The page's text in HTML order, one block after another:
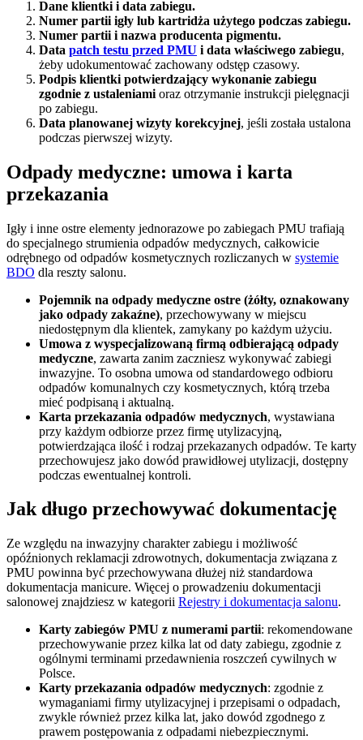
Dane klientki i data zabiegu.
Numer partii igły lub kartridża użytego podczas zabiegu.
Numer partii i nazwa producenta pigmentu.
Data patch testu przed PMU i data właściwego zabiegu,
żeby udokumentować zachowany odstęp czasowy.
Podpis klientki potwierdzający wykonanie zabiegu
zgodnie z ustaleniami oraz otrzymanie instrukcji pielęgnacji
po zabiegu.
Data planowanej wizyty korekcyjnej, jeśli została ustalona
podczas pierwszej wizyty.
Odpady medyczne: umowa i karta
przekazania
Igły i inne ostre elementy jednorazowe po zabiegach PMU trafiają
do specjalnego strumienia odpadów medycznych, całkowicie
odrębnego od odpadów kosmetycznych rozliczanych w systemie
BDO dla reszty salonu.
Pojemnik na odpady medyczne ostre (żółty, oznakowany
jako odpady zakaźne), przechowywany w miejscu
niedostępnym dla klientek, zamykany po każdym użyciu.
Umowa z wyspecjalizowaną firmą odbierającą odpady
medyczne, zawarta zanim zaczniesz wykonywać zabiegi
inwazyjne. To osobna umowa od standardowego odbioru
odpadów komunalnych czy kosmetycznych, którą trzeba
mieć podpisaną i aktualną.
Karta przekazania odpadów medycznych, wystawiana
przy każdym odbiorze przez firmę utylizacyjną,
potwierdzająca ilość i rodzaj przekazanych odpadów. Te karty
przechowujesz jako dowód prawidłowej utylizacji, dostępny
podczas ewentualnej kontroli.
Jak długo przechowywać dokumentację
Ze względu na inwazyjny charakter zabiegu i możliwość
opóźnionych reklamacji zdrowotnych, dokumentacja związana z
PMU powinna być przechowywana dłużej niż standardowa
dokumentacja manicure. Więcej o prowadzeniu dokumentacji
salonowej znajdziesz w kategorii Rejestry i dokumentacja salonu.
Karty zabiegów PMU z numerami partii: rekomendowane
przechowywanie przez kilka lat od daty zabiegu, zgodnie z
ogólnymi terminami przedawnienia roszczeń cywilnych w
Polsce.
Karty przekazania odpadów medycznych: zgodnie z
wymaganiami firmy utylizacyjnej i przepisami o odpadach,
zwykle również przez kilka lat, jako dowód zgodnego z
prawem postępowania z odpadami niebezpiecznymi.